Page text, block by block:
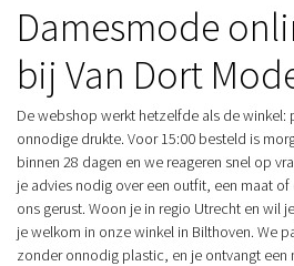
Damesmode
bij Van Dort
De webshop werkt hetzelfde als de winkel:
onnodige drukte. Voor 15:00 besteld is
binnen 28 dagen en we reageren snel op
je advies nodig over een outfit, een maat
ons gerust. Woon je in regio Utrecht en wil
je welkom in onze winkel in Bilthoven. We
zonder onnodig plastic, en je ontvangt een